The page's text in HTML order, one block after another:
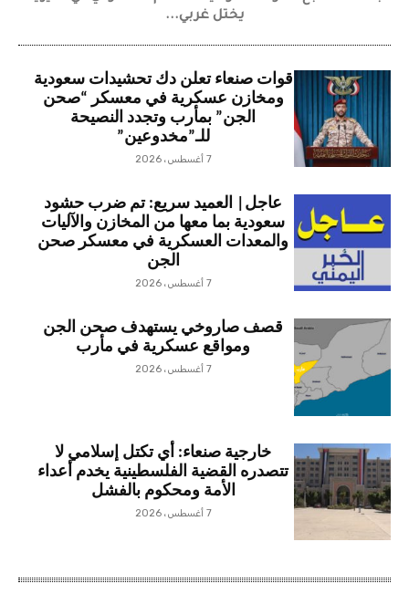
يختل غربي...
قوات صنعاء تعلن دك تحشيدات سعودية
ومخازن عسكرية في معسكر “صحن
الجن” بمأرب وتجدد النصيحة
للـ”مخدوعين”
7 أغسطس، 2026
عاجل| العميد سريع: تم ضرب حشود
سعودية بما معها من المخازن والآليات
والمعدات العسكرية في معسكر صحن
الجن
7 أغسطس، 2026
قصف صاروخي يستهدف صحن الجن
ومواقع عسكرية في مأرب
7 أغسطس، 2026
خارجية صنعاء: أي تكتل إسلامي لا
تتصدره القضية الفلسطينية يخدم أعداء
الأمة ومحكوم بالفشل
7 أغسطس، 2026